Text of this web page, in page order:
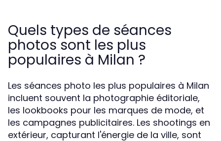
Quels types de séances
photos sont les plus
populaires à Milan ?
Les séances photo les plus populaires à Milan
incluent souvent la photographie éditoriale,
les lookbooks pour les marques de mode, et
les campagnes publicitaires. Les shootings en
extérieur, capturant l'énergie de la ville, sont